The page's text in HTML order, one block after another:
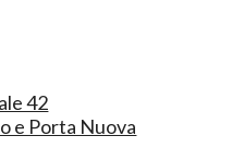
42
e Porta Nuova